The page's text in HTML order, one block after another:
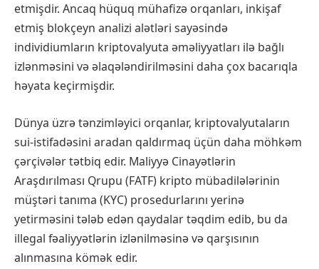
etmişdir. Ancaq hüquq mühafizə orqanları, inkişaf
etmiş blokçeyn analizi alətləri sayəsində
individiumların kriptovalyuta əməliyyatları ilə bağlı
izlənməsini və əlaqələndirilməsini daha çox bacarıqla
həyata keçirmişdir.
Dünya üzrə tənzimləyici orqanlar, kriptovalyutaların
sui-istifadəsini aradan qaldırmaq üçün daha möhkəm
çərçivələr tətbiq edir. Maliyyə Cinayətlərin
Araşdırılması Qrupu (FATF) kripto mübadilələrinin
müştəri tanıma (KYC) prosedurlarını yerinə
yetirməsini tələb edən qaydalar təqdim edib, bu da
illegal fəaliyyətlərin izlənilməsinə və qarşısının
alınmasına kömək edir.